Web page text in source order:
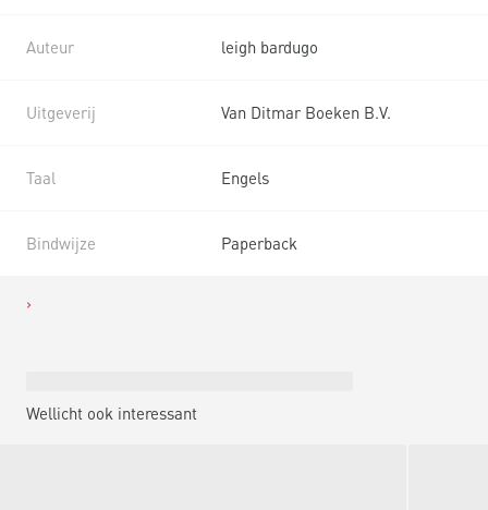
Auteur leigh bardugo
Uitgeverij Van Ditmar Boeken B.V.
Taal Engels
Bindwijze Paperback
Wellicht ook interessant